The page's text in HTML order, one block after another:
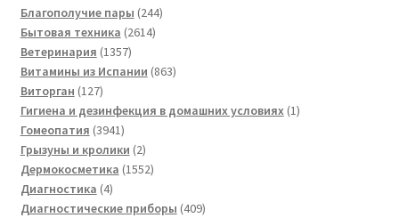
товара
Благополучие пары 244244
Бытовая техника 26142614
Ветеринария 13571357
товаров
Витамины из Испании 863863
Виторган 127127
товаров
Гигиена и дезинфекция в домашних условиях 11
Гомеопатия 39413941
товар
Грызуны и кролики 22
товара
Дермокосметика 15521552
Диагностика 44
товара
Диагностические приборы 409409